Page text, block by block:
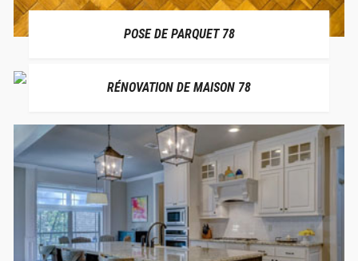
POSE DE PARQUET 78
RÉNOVATION DE MAISON 78